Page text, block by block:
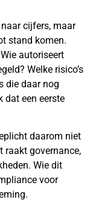
cijfers, maar
stand komen.
autoriseert
Welke risico’s
die daar nog
dat een eerste
daarom niet
raakt governance,
Wie dit
voor